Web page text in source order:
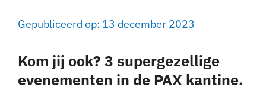
Teams
Lidmaatschap
Gepubliceerd op: 13 december 2023
Kom jij ook? 3 supergezellige
evenementen in de PAX kantine.